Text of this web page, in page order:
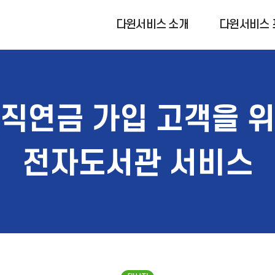
다윈서비스 소개 다윈서비스
연금 가입 고객을
전자도서관 서비스